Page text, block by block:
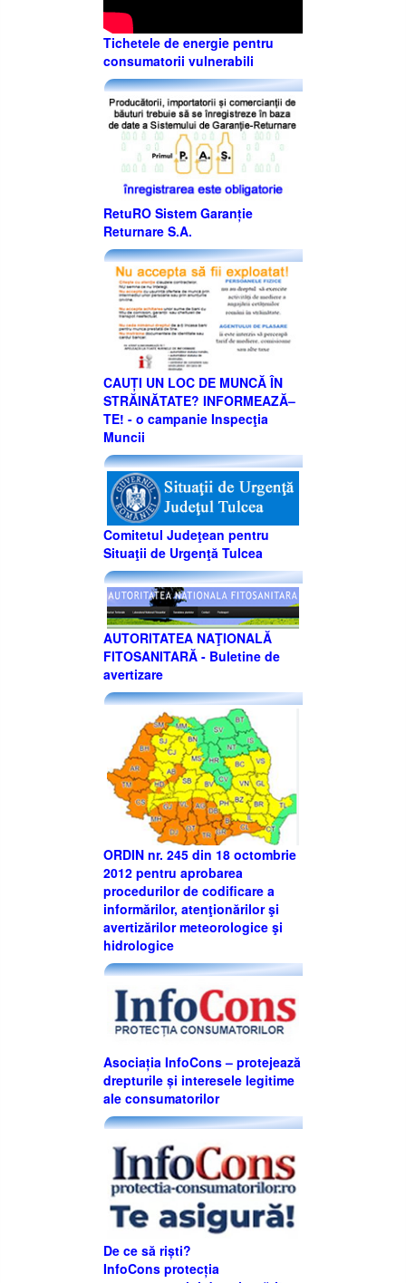
Tichetele de energie pentru
consumatorii vulnerabili
RetuRO Sistem Garanție
Returnare S.A.
CAUȚI UN LOC DE MUNCĂ ÎN
STRĂINĂTATE? INFORMEAZĂ–
TE! - o campanie Inspecţia
Muncii
Comitetul Judeţean pentru
Situaţii de Urgenţă Tulcea
AUTORITATEA NAŢIONALĂ
FITOSANITARĂ - Buletine de
avertizare
ORDIN nr. 245 din 18 octombrie
2012 pentru aprobarea
procedurilor de codificare a
informărilor, atenţionărilor şi
avertizărilor meteorologice şi
hidrologice
Asociația InfoCons – protejează
drepturile și interesele legitime
ale consumatorilor
De ce să riști?
InfoCons protecția